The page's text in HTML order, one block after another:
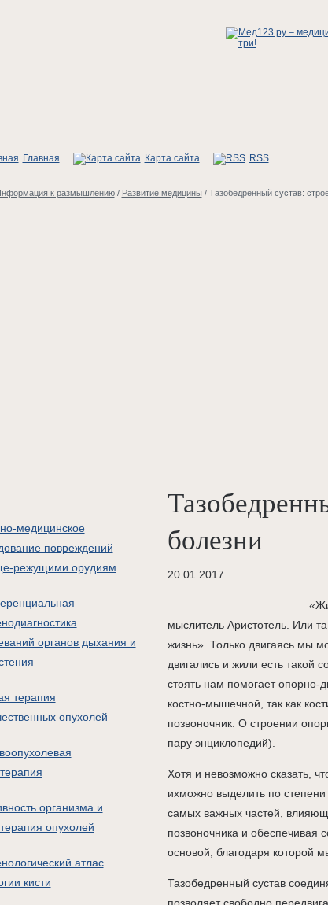
Главная Карта сайта RSS
к размышлению/ Развитие медицины / Тазобедренный сустав:
медицинское
повреждений
режущими орудиям
органов дыхания и
терапия
опухолей
организма и
опухолей
атлас
кисти
болезни
20.01.2017
мыслитель Аристотель. Или
жизнь». Только двигаясь мы
двигались и жили есть такой
стоять нам помогает опорно-
костно-мышечной, так как
позвоночник. О строении
пару энциклопедий).
Хотя и невозможно сказать,
ихможно выделить по степени
самых важных частей,
позвоночника и обеспечивая
основой, благодаря которой
Тазобедренный сустав